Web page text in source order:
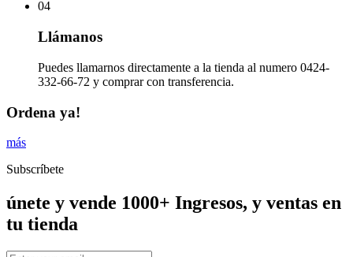
04
Llámanos
Puedes llamarnos directamente a la tienda al numero 0424-
332-66-72 y comprar con transferencia.
Ordena ya!
más
Subscríbete
únete y vende 1000+ Ingresos, y ventas en
tu tienda